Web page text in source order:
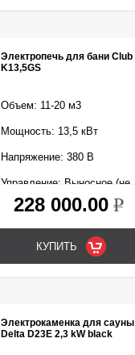
Электропечь для бани Club
K13,5GS
Объем: 11-20 м3
Мощность: 13,5 кВт
Напряжение: 380 В
Управление: Выносное (не
входит в комплект)
228 000.00 k
Электрокаменка для сауны
Delta D23E 2,3 kW black